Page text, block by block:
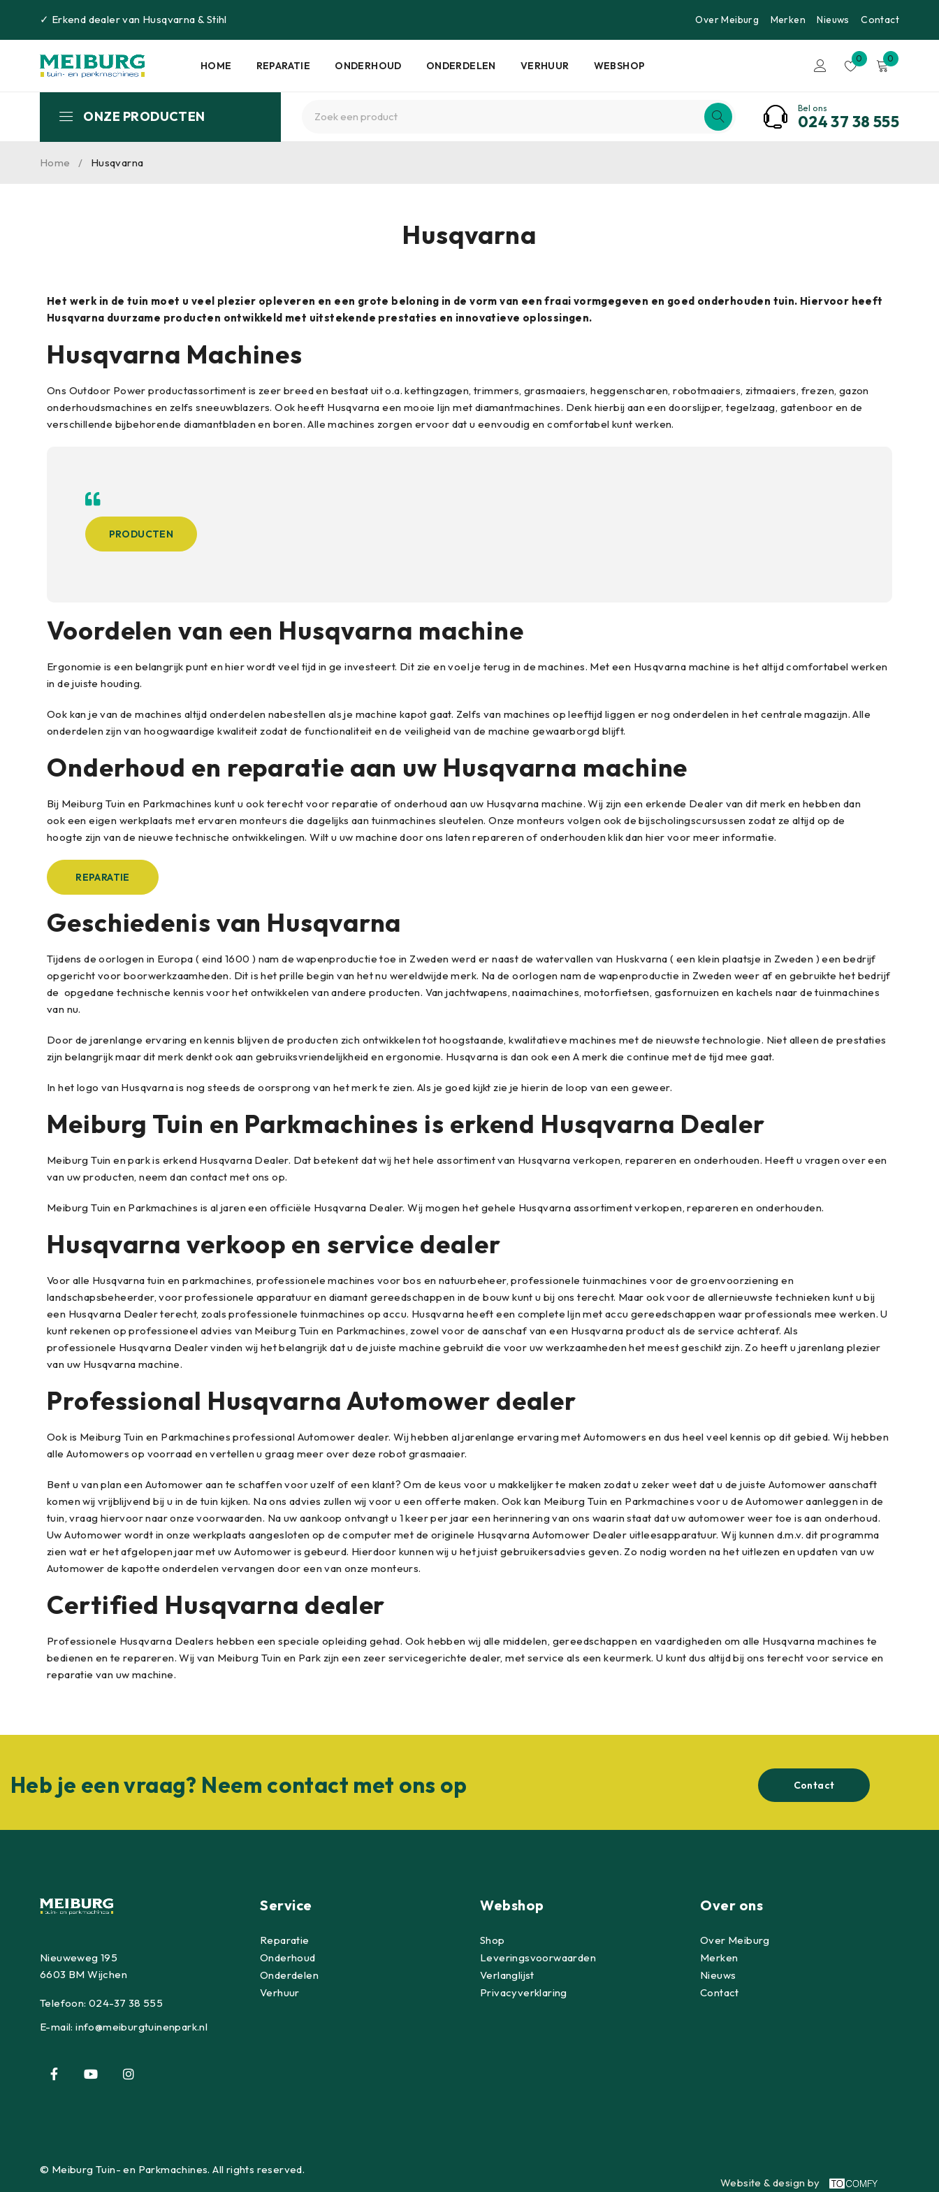
✓ Erkend dealer van Husqvarna &Stihl Over Meiburg Merken Nieuws Contact
HOME REPARATIE ONDERHOUD ONDERDELEN VERHUUR WEBSHOP
0 0
ONZE PRODUCTEN
Bel ons
024 37 38 555
Husqvarna
Home / Husqvarna
Het werk in de tuin moet u veel plezier opleveren en een grote beloning in de vorm van een fraai vormgegeven en goed onderhouden tuin. Hiervoor heeft
Husqvarna duurzame producten ontwikkeld met uitstekende prestaties en innovatieve oplossingen.
Husqvarna Machines
Ons Outdoor Power productassortiment is zeer breed en bestaat uit o.a. kettingzagen, trimmers, grasmaaiers, heggenscharen, robotmaaiers, zitmaaiers, frezen, gazon
onderhoudsmachines en zelfs sneeuwblazers. Ook heeft Husqvarna een mooie lijn met diamantmachines. Denk hierbij aan een doorslijper, tegelzaag, gatenboor en de
verschillende bijbehorende diamantbladen en boren. Alle machines zorgen ervoor dat u eenvoudig en comfortabel kunt werken.
PRODUCTEN
Voordelen van een Husqvarna machine
Ergonomie is een belangrijk punt en hier wordt veel tijd in ge investeert. Dit zie en voel je terug in de machines. Met een Husqvarna machine is het altijd comfortabel werken
in de juiste houding.
Ook kan je van de machines altijd onderdelen nabestellen als je machine kapot gaat. Zelfs van machines op leeftijd liggen er nog onderdelen in het centrale magazijn. Alle
onderdelen zijn van hoogwaardige kwaliteit zodat de functionaliteit en de veiligheid van de machine gewaarborgd blijft.
Onderhoud en reparatie aan uw Husqvarna machine
Bij Meiburg Tuin en Parkmachines kunt u ook terecht voor reparatie of onderhoud aan uw Husqvarna machine. Wij zijn een erkende Dealer van dit merk en hebben dan
ook een eigen werkplaats met ervaren monteurs die dagelijks aan tuinmachines sleutelen. Onze monteurs volgen ook de bijscholingscursussen zodat ze altijd op de
hoogte zijn van de nieuwe technische ontwikkelingen. Wilt u uw machine door ons laten repareren of onderhouden klik dan hier voor meer informatie.
REPARATIE
Geschiedenis van Husqvarna
Tijdens de oorlogen in Europa ( eind 1600 ) nam de wapenproductie toe in Zweden werd er naast de watervallen van Huskvarna ( een klein plaatsje in Zweden ) een bedrijf
opgericht voor boorwerkzaamheden. Dit is het prille begin van het nu wereldwijde merk. Na de oorlogen nam de wapenproductie in Zweden weer af en gebruikte het bedrijf
de opgedane technische kennis voor het ontwikkelen van andere producten. Van jachtwapens, naaimachines, motorfietsen, gasfornuizen en kachels naar de tuinmachines
van nu.
Door de jarenlange ervaring en kennis blijven de producten zich ontwikkelen tot hoogstaande, kwalitatieve machines met de nieuwste technologie. Niet alleen de prestaties
zijn belangrijk maar dit merk denkt ook aan gebruiksvriendelijkheid en ergonomie. Husqvarna is dan ook een A merk die continue met de tijd mee gaat.
In het logo van Husqvarna is nog steeds de oorsprong van het merk te zien. Als je goed kijkt zie je hierin de loop van een geweer.
Meiburg Tuin en Parkmachines is erkend Husqvarna Dealer
Meiburg Tuin en park is erkend Husqvarna Dealer. Dat betekent dat wij het hele assortiment van Husqvarna verkopen, repareren en onderhouden. Heeft u vragen over een
van uw producten, neem dan contact met ons op.
Meiburg Tuin en Parkmachines is al jaren een officiële Husqvarna Dealer. Wij mogen het gehele Husqvarna assortiment verkopen, repareren en onderhouden.
Husqvarna verkoop en service dealer
Voor alle Husqvarna tuin en parkmachines, professionele machines voor bos en natuurbeheer, professionele tuinmachines voor de groenvoorziening en
landschapsbeheerder, voor professionele apparatuur en diamant gereedschappen in de bouw kunt u bij ons terecht. Maar ook voor de allernieuwste technieken kunt u bij
een Husqvarna Dealer terecht, zoals professionele tuinmachines op accu. Husqvarna heeft een complete lijn met accu gereedschappen waar professionals mee werken. U
kunt rekenen op professioneel advies van Meiburg Tuin en Parkmachines, zowel voor de aanschaf van een Husqvarna product als de service achteraf. Als
professionele Husqvarna Dealer vinden wij het belangrijk dat u de juiste machine gebruikt die voor uw werkzaamheden het meest geschikt zijn. Zo heeft u jarenlang plezier
van uw Husqvarna machine.
Professional Husqvarna Automower dealer
Ook is Meiburg Tuin en Parkmachines professional Automower dealer. Wij hebben al jarenlange ervaring met Automowers en dus heel veel kennis op dit gebied. Wij hebben
alle Automowers op voorraad en vertellen u graag meer over deze robot grasmaaier.
Bent u van plan een Automower aan te schaffen voor uzelf of een klant? Om de keus voor u makkelijker te maken zodat u zeker weet dat u de juiste Automower aanschaft
komen wij vrijblijvend bij u in de tuin kijken. Na ons advies zullen wij voor u een offerte maken. Ook kan Meiburg Tuin en Parkmachines voor u de Automower aanleggen in de
tuin,vraag hiervoor naar onze voorwaarden. Na uw aankoop ontvangt u 1 keer per jaar een herinnering van ons waarin staat dat uw automower weer toe is aan onderhoud.
Uw Automower wordt in onze werkplaats aangesloten op de computer met de originele Husqvarna Automower Dealer uitleesapparatuur. Wij kunnen d.m.v. dit programma
zien wat er het afgelopen jaar met uw Automower is gebeurd. Hierdoor kunnen wij u het juist gebruikersadvies geven. Zo nodig worden na het uitlezen en updaten van uw
Automower de kapotte onderdelen vervangen door een van onze monteurs.
Certified Husqvarna dealer
Professionele Husqvarna Dealers hebben een speciale opleiding gehad. Ook hebben wij alle middelen, gereedschappen en vaardigheden om alle Husqvarna machines te
bedienen en te repareren. Wij van Meiburg Tuin en Park zijn een zeer servicegerichte dealer, met service als een keurmerk. U kunt dus altijd bij ons terecht voor service en
reparatie van uw machine.
Heb je een vraag? Neem contact met ons op Contact
Nieuweweg 195
6603 BM Wijchen
Telefoon:024-37 38 555
E-mail:info@meiburgtuinenpark.nl
Service
Reparatie
Onderhoud
Onderdelen
Verhuur
Webshop
Shop
Leveringsvoorwaarden
Verlanglijst
Privacyverklaring
Over ons
Over Meiburg
Merken
Nieuws
Contact
© Meiburg Tuin- en Parkmachines. All rights reserved.
Website & design by